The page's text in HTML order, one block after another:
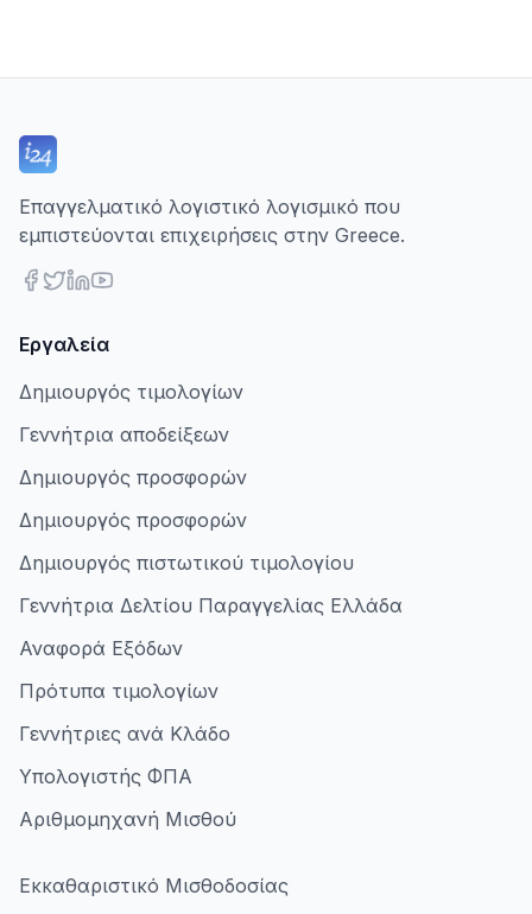
Επαγγελματικό λογιστικό λογισμικό που
εμπιστεύονται επιχειρήσεις στην Greece.
Εργαλεία
Δημιουργός τιμολογίων
Γεννήτρια αποδείξεων
Δημιουργός προσφορών
Δημιουργός προσφορών
Δημιουργός πιστωτικού τιμολογίου
Γεννήτρια Δελτίου Παραγγελίας Ελλάδα
Αναφορά Εξόδων
Πρότυπα τιμολογίων
Γεννήτριες ανά Κλάδο
Υπολογιστής ΦΠΑ
Αριθμομηχανή Μισθού
Εκκαθαριστικό Μισθοδοσίας